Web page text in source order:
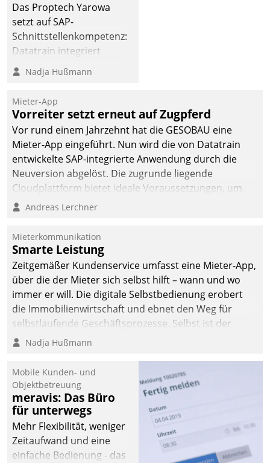
Das Proptech Yarowa
setzt auf SAP-
Schnittstellenkompetenz:
Datatrain integriert
Yarowas Portal zur
Vergabe und Verwaltung
operativen
Instandhaltung in die
SAP-Systemlandschaft
deutscher
Wohnungsunternehmen
– und beschleunigt damit
Mieteranliegen zum
Nadja Hußmann
Mieter-App
Vorreiter setzt erneut auf Zugpferd
Vor rund einem Jahrzehnt hat die GESOBAU eine
Mieter-App eingeführt. Nun wird die von Datatrain
entwickelte SAP-integrierte Anwendung durch die
Neuversion abgelöst. Die zugrunde liegende
Cloudplattform bietet ideale Voraussetzungen, um
die Funktionalität der App zu erweitern und weitere
integrieren.
Andreas Lerchner
Mieterkommunikation
Smarte Leistung
Zeitgemäßer Kundenservice umfasst eine Mieter-App,
über die der Mieter sich selbst hilft – wann und wo
immer er will. Die digitale Selbstbedienung erobert
die Immobilienwirtschaft und ebnet den Weg für
selbstlaufende Geschäftsprozesse. Selbst ist der
Kunde und smart der Serviceanbieter.
Nadja Hußmann
Mobile Kunden- und
Objektbetreuung
meravis: Das Büro
für unterwegs
Mehr Flexibilität, weniger
Zeitaufwand und eine
einfache Bedienung - das